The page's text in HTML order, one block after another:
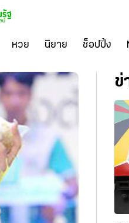
หวย นิยาย ช็อปปิ้ง
ข่